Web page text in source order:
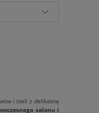
i stali z delikatną
salonu i